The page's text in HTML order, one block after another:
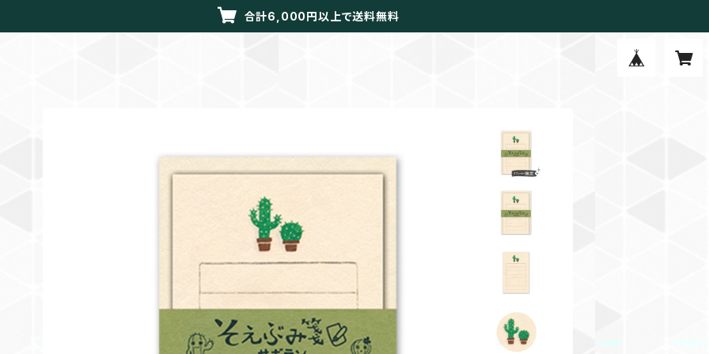
合計6,000円以上で送料無料